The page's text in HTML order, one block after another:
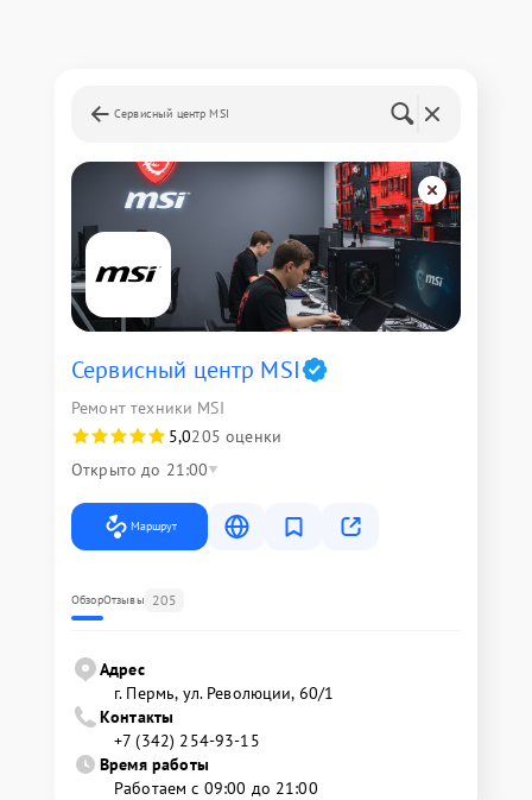
Сервисный центр MSI
Сервисный центр MSI
Ремонт техники MSI
5,0205 оценки
Открыто до 21:00
Маршрут
ОбзорОтзывы 205
Адрес
г. Пермь, ул. ​Революции, 60/1
Контакты
+7 (342) 254-93-15
Время работы
Работаем с 09:00 до 21:00